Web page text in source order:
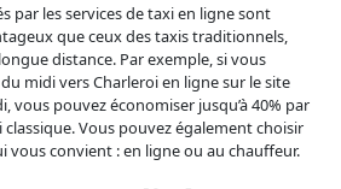
par les services de taxi en ligne sont
que ceux des taxis traditionnels,
distance. Par exemple, si vous
midi vers Charleroi en ligne sur le site
vous pouvez économiser jusqu’à 40% par
Vous pouvez également choisir
vous convient : en ligne ou au chauffeur.